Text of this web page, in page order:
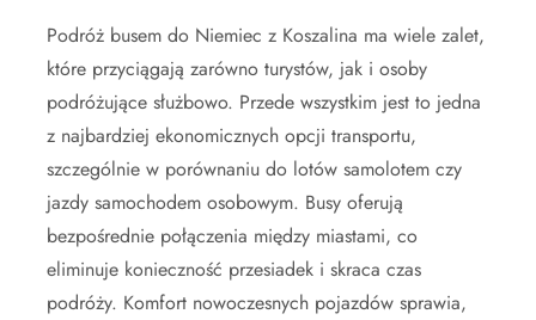
Podróż busem do Niemiec z Koszalina ma wiele zalet,
które przyciągają zarówno turystów, jak i osoby
podróżujące służbowo. Przede wszystkim jest to jedna
z najbardziej ekonomicznych opcji transportu,
szczególnie w porównaniu do lotów samolotem czy
jazdy samochodem osobowym. Busy oferują
bezpośrednie połączenia między miastami, co
eliminuje konieczność przesiadek i skraca czas
podróży. Komfort nowoczesnych pojazdów sprawia,